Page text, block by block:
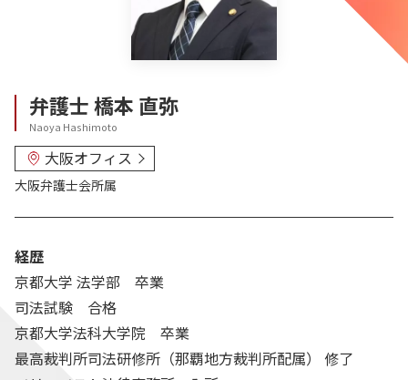
弁護士橋本 直弥
Naoya Hashimoto
大阪オフィス
大阪弁護士会所属
経歴
京都大学 法学部 卒業
司法試験 合格
京都大学法科大学院 卒業
最高裁判所司法研修所（那覇地方裁判所配属） 修了